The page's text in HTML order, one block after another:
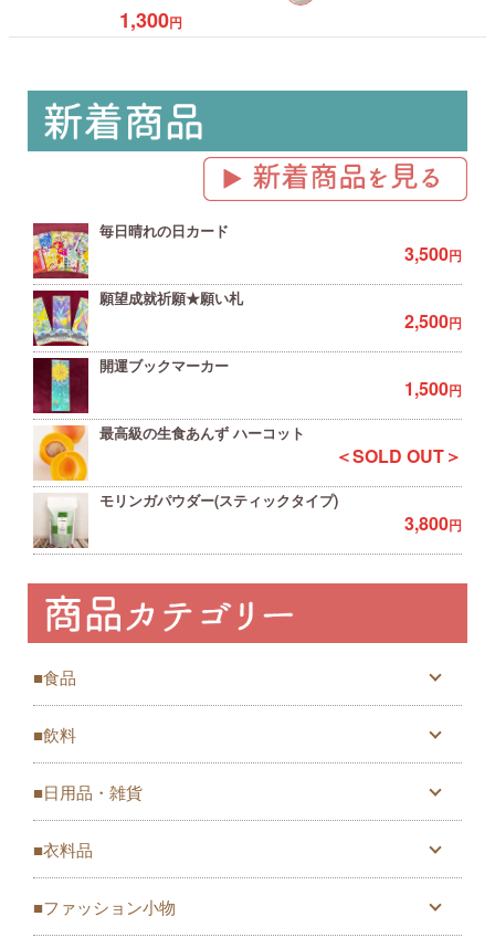
1,300円
毎日晴れの日カード
3,500円
願望成就祈願★願い札
2,500円
開運ブックマーカー
1,500円
最高級の生食あんず ハーコット
＜SOLD OUT＞
モリンガパウダー(スティックタイプ)
3,800円
■食品
■飲料
■日用品・雑貨
■衣料品
■ファッション小物